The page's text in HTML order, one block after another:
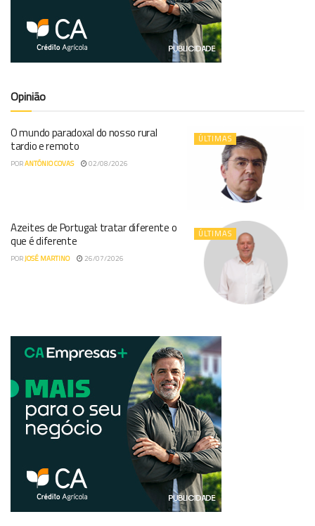
Opinião
ÚLTIMAS
O mundo paradoxal do nosso rural
tardio e remoto
PORANTÓNIO COVAS 02/08/2026
ÚLTIMAS
Azeites de Portugal: tratar diferente o
que é diferente
PORJOSÉ MARTINO 26/07/2026